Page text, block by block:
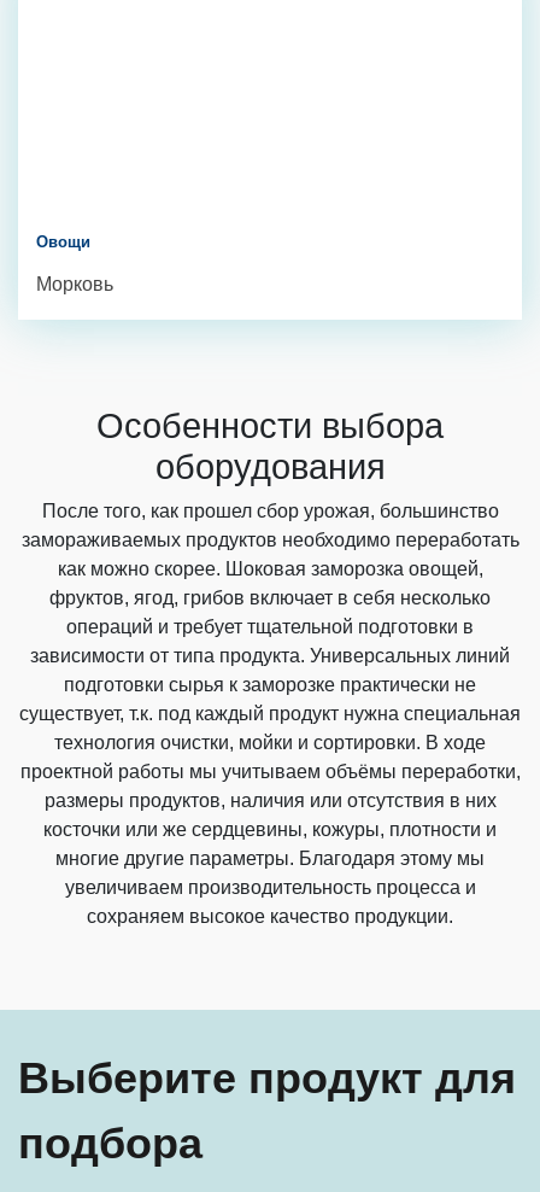
Овощи
Морковь
Особенности выбора
оборудования
После того, как прошел сбор урожая, большинство
замораживаемых продуктов необходимо переработать
как можно скорее. Шоковая заморозка овощей,
фруктов, ягод, грибов включает в себя несколько
операций и требует тщательной подготовки в
зависимости от типа продукта. Универсальных линий
подготовки сырья к заморозке практически не
существует, т.к. под каждый продукт нужна специальная
технология очистки, мойки и сортировки. В ходе
проектной работы мы учитываем объёмы переработки,
размеры продуктов, наличия или отсутствия в них
косточки или же сердцевины, кожуры, плотности и
многие другие параметры. Благодаря этому мы
увеличиваем производительность процесса и
сохраняем высокое качество продукции.
Выберите продукт для
подбора